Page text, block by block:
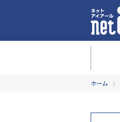
ホーム